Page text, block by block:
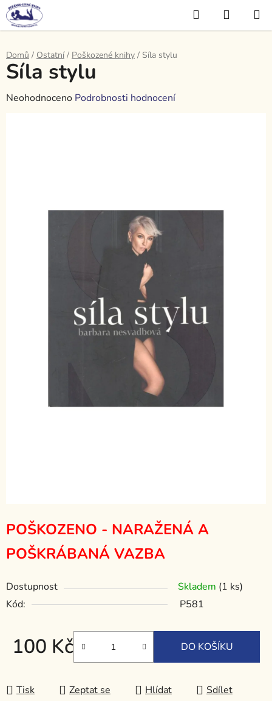
Přejít
na
obsah
Hledat
KOŠÍK
Domů / Ostatní / Poškozené knihy / Síla stylu
POŠKOZENO - NARAŽENÁ A
POŠKRÁBANÁ VAZBA
Dostupnost Skladem (1 ks)
Kód:
P581
100 Kč DO KOŠÍKU
Tisk Zeptat se Hlídat Sdílet
Síla stylu
Průměrné
hvězdiček.
Neohodnoceno Podrobnosti hodnocení